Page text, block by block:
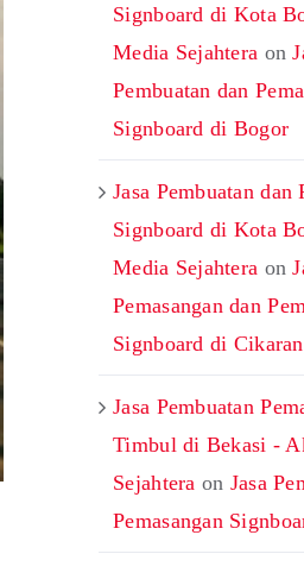
Signboard di Kota
Media Sejahtera on
Pembuatan dan
Signboard di Bogor
Jasa Pembuatan dan
Signboard di Kota
Media Sejahtera on
Pemasangan dan
Signboard di
Jasa Pembuatan
Timbul di Bekasi -
Sejahtera on Jasa
Pemasangan